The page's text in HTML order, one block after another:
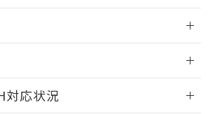
材質による影響
きます。
対応状況
を記載しておりました。
て対応品への在庫切替を完了
1月12日より割愛しておりま